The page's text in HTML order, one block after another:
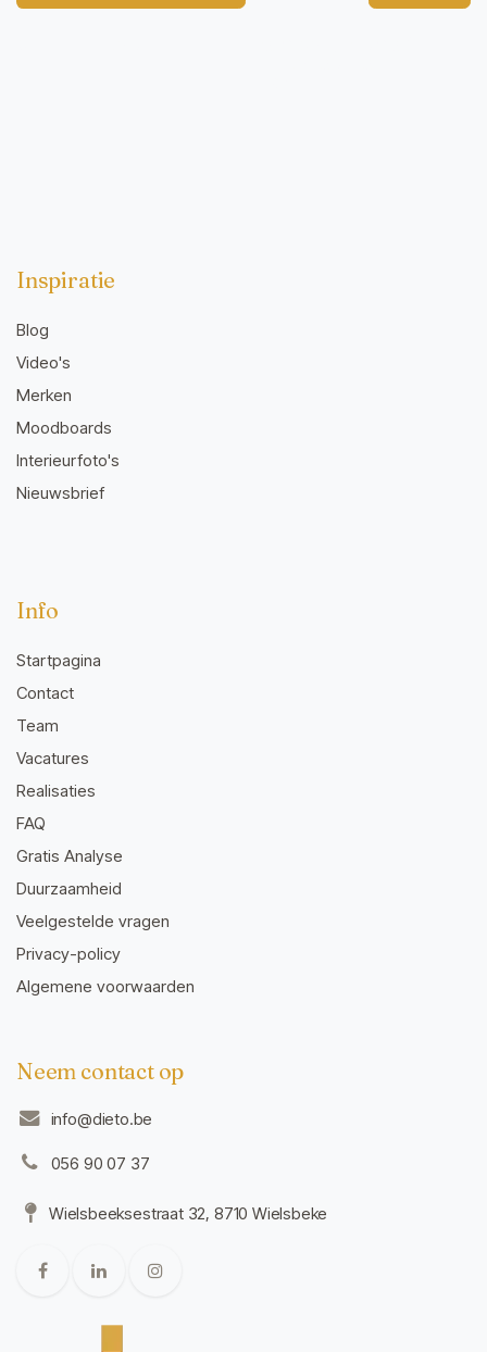
Inspiratie
Blog
Video's
Merken
Moodboards
Interieurfoto's
Nieuwsbrief
Info
Startpagina
Contact
Team
Vacatures
Realisaties
FAQ
Gratis Analyse
Duurzaamheid
Veelgestelde vragen
Privacy-policy
Algemene voorwaarden
Neem contact op
info@dieto.be
056 90 07 37
Wielsbeeksestraat 32, 8710 Wielsbeke